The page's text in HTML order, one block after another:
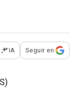
opciones para
IA Seguir en